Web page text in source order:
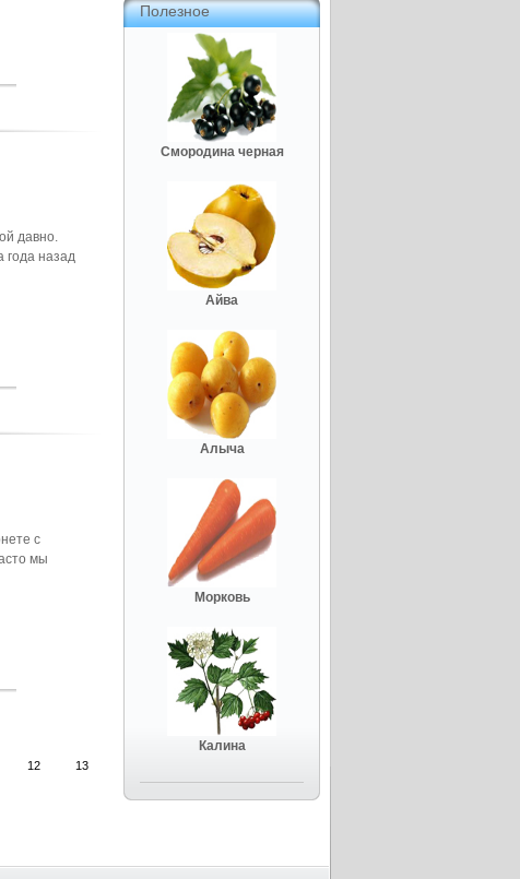
Полезное
Смородина черная
Айва
Алыча
Морковь
Калина
давно.
года назад
с
мы
12 13